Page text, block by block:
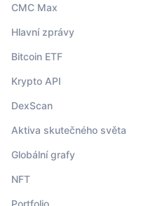
CMC Max
Hlavní zprávy
Bitcoin ETF
Krypto API
DexScan
Aktiva skutečného světa
Globální grafy
NFT
Portfolio